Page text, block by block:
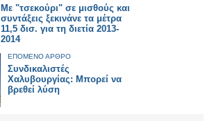
Με "τσεκούρι" σε μισθούς και
συντάξεις ξεκινάνε τα μέτρα
11,5 δισ. για τη διετία 2013-
2014
ΕΠΟΜΕΝΟ ΑΡΘΡΟ
Συνδικαλιστές
Χαλυβουργίας: Μπορεί να
βρεθεί λύση